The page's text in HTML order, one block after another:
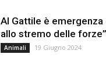
Al Gattile è emergenza
allo stremo delle forze”
Animali 19 Giugno 2024